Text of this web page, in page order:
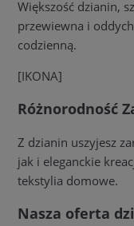
Większość dzianin,
przewiewna i
codzienną.
[IKONA]
Różnorodność
Z dzianin uszyjesz
jak i eleganckie
tekstylia domowe.
Nasza oferta